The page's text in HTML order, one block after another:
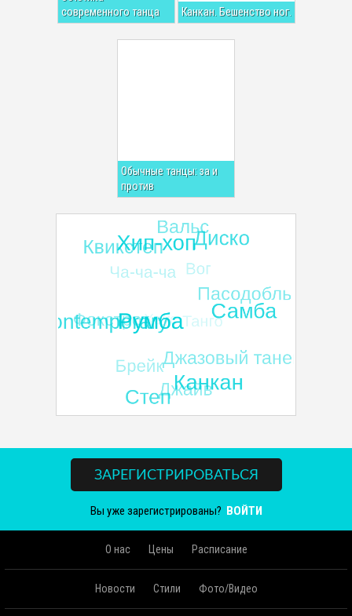
современного танца
Канкан. Бешенство ног.
Обычные танцы: за и
против
ЗАРЕГИСТРИРОВАТЬСЯ
Вы уже зарегистрированы? ВОЙТИ
О нас Цены Расписание
Новости Стили Фото/Видео